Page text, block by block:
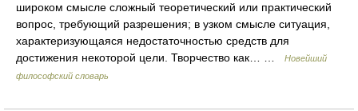
широком смысле сложный теоретический или практический
вопрос, требующий разрешения; в узком смысле ситуация,
характеризующаяся недостаточностью средств для
достижения некоторой цели. Творчество как… …
Новейший
философский словарь